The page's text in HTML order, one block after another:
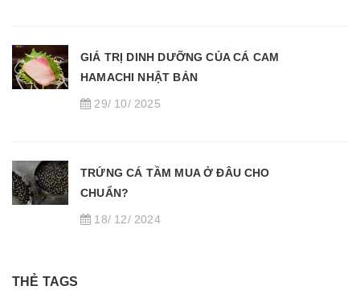
GIÁ TRỊ DINH DƯỠNG CỦA CÁ CAM
HAMACHI NHẬT BẢN
29/ 10/ 2025
TRỨNG CÁ TẦM MUA Ở ĐÂU CHO
CHUẨN?
18/ 12/ 2024
THẺ TAGS